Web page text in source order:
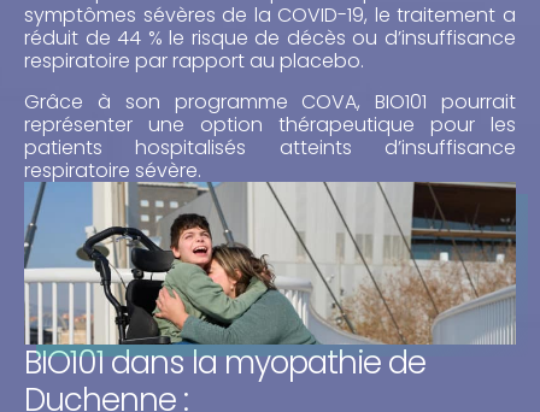
symptômes sévères de la COVID-19, le traitement a
réduit de 44 % le risque de décès ou d’insuffisance
respiratoire par rapport au placebo.
Grâce à son programme COVA, BIO101 pourrait
représenter une option thérapeutique pour les
patients hospitalisés atteints d’insuffisance
respiratoire sévère.
BIO101 dans la myopathie de
Duchenne :